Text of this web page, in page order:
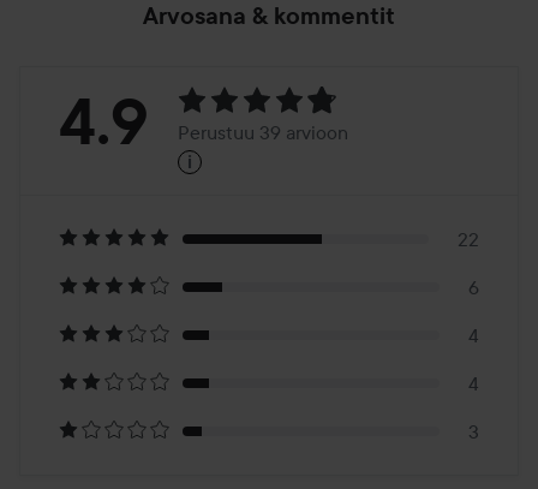
Arvosana & kommentit
Arvosana:
Perustuu
39
arvioon
4.9 Perustuu 39 arvioon
i
22
6
4
4
3